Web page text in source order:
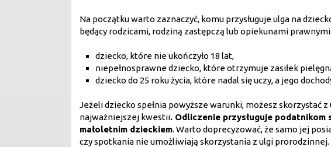
Na początku warto zaznaczyć, komu przysługuje ulga na
będący rodzicami, rodziną zastępczą lub opiekunami
dziecko, które nie ukończyło 18 lat,
niepełnosprawne dziecko, które otrzymuje zasiłek
dziecko do 25 roku życia, które nadal się uczy, a jego
Jeżeli dziecko spełnia powyższe warunki, możesz skorzystać
najważniejszej kwestii. Odliczenie przysługuje
małoletnim dzieckiem. Warto doprecyzować, że samo jej
czy spotkania nie umożliwiają skorzystania z ulgi prorodzinnej.